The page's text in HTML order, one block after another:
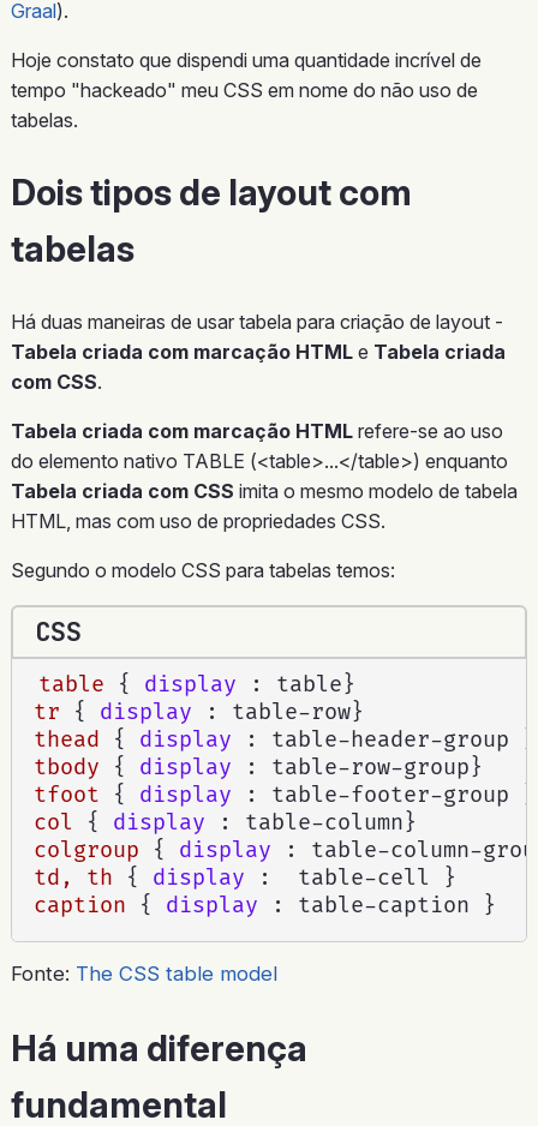
Graal).
Hoje constato que dispendi uma quantidade incrível de
tempo "hackeado" meu CSS em nome do não uso de
tabelas.
Dois tipos de layout com
tabelas
Há duas maneiras de usar tabela para criação de layout -
Tabela criada com marcação HTMLe Tabela criada
com CSS.
Tabela criada com marcação HTMLrefere-se ao uso
do elemento nativo TABLE (<table>...</table>) enquanto
Tabela criada com CSS imita o mesmo modelo de tabela
HTML, mas com uso de propriedades CSS.
Segundo o modelo CSS para tabelas temos:
CSS
table { display : table}
tr
{ display : table-row}
thead
{ display : table-header-group
tbody
{ display : table-row-group}
tfoot
{ display : table-footer-group
col
{ display : table-column}
colgroup
{ display :
table-column-
td, th
{ display :
  table-cell
}
caption
{ display : table-caption }
Fonte: The CSS table model
Há uma diferença
fundamental